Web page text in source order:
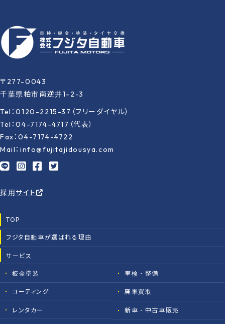
〒277-0043
千葉県柏市南逆井1-2-3
Tel：0120-2215-37（フリーダイヤル）
Tel：04-7174-4717（代表）
Fax：04-7174-4722
Mail：info@fujitajidousya.com
採用サイト
TOP
フジタ自動車が選ばれる理由
サービス
板金塗装 車検・整備
コーティング 廃車買取
レンタカー 新車・中古車販売